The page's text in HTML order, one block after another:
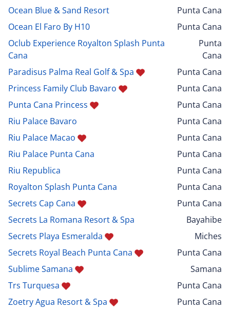
Ocean Blue & Sand Resort
Punta Cana
Ocean El Faro By H10
Punta Cana
Oclub Experience Royalton Splash Punta
Cana
Punta
Cana
Paradisus Palma Real Golf & Spa
Punta Cana
Princess Family Club Bavaro
Punta Cana
Punta Cana Princess
Punta Cana
Riu Palace Bavaro
Punta Cana
Riu Palace Macao
Punta Cana
Riu Palace Punta Cana
Punta Cana
Riu Republica
Punta Cana
Royalton Splash Punta Cana
Punta Cana
Secrets Cap Cana
Punta Cana
Secrets La Romana Resort & Spa
Bayahibe
Secrets Playa Esmeralda
Miches
Secrets Royal Beach Punta Cana
Punta Cana
Sublime Samana
Samana
Trs Turquesa
Punta Cana
Zoetry Agua Resort & Spa
Punta Cana